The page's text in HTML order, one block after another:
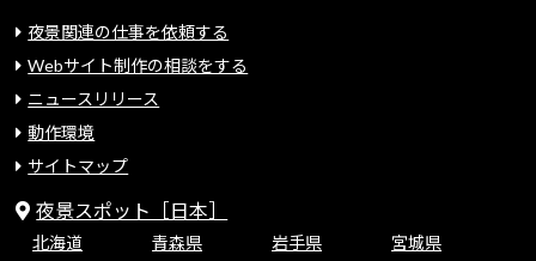
夜景関連の仕事を依頼する
Webサイト制作の相談をする
ニュースリリース
動作環境
サイトマップ
夜景スポット［日本］
北海道 青森県 岩手県
宮城県